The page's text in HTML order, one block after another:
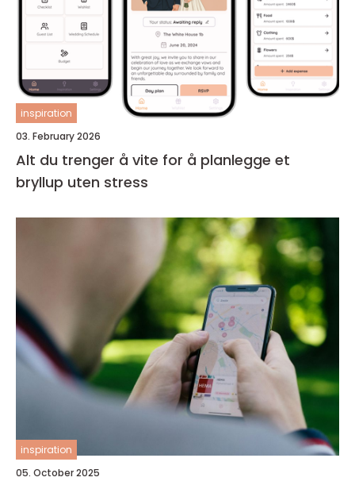
inspiration
03. February 2026
Alt du trenger å vite for å planlegge et
bryllup uten stress
inspiration
05. October 2025